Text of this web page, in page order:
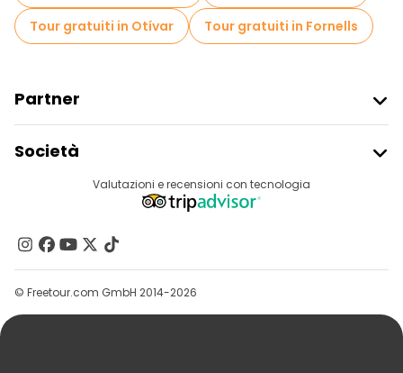
Tour gratuiti in Otívar
Tour gratuiti in Fornells
Partner
Accesso Del Fornitore
Programma Di Affiliazione
Società
Destinazioni
Contattaci
Gruppi
Aiuto
Valutazioni e recensioni con tecnologia
© Freetour.com GmbH 2014-2026